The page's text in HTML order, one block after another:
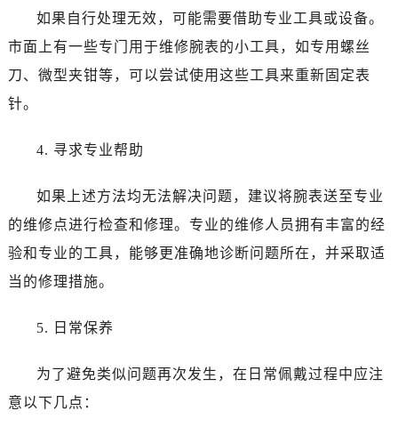
如果自行处理无效，可能需要借助专业工具或设备。
市面上有一些专门用于维修腕表的小工具，如专用螺丝
刀、微型夹钳等，可以尝试使用这些工具来重新固定表
针。
4. 寻求专业帮助
如果上述方法均无法解决问题，建议将腕表送至专业
的维修点进行检查和修理。专业的维修人员拥有丰富的经
验和专业的工具，能够更准确地诊断问题所在，并采取适
当的修理措施。
5. 日常保养
为了避免类似问题再次发生，在日常佩戴过程中应注
意以下几点：